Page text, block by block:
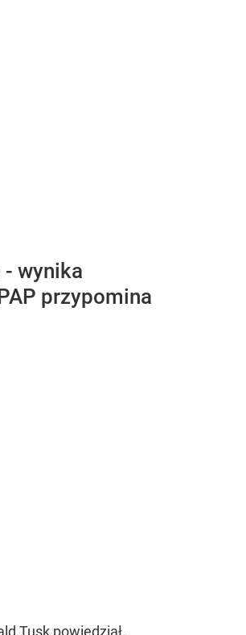
wynika
przypomina
Tusk powiedział,